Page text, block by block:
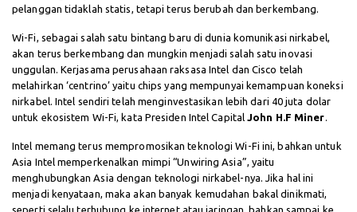
pelanggan tidaklah statis, tetapi terus berubah dan berkembang.
Wi-Fi, sebagai salah satu bintang baru di dunia komunikasi nirkabel,
akan terus berkembang dan mungkin menjadi salah satu inovasi
unggulan. Kerjasama perusahaan raksasa Intel dan Cisco telah
melahirkan ‘centrino’ yaitu chips yang mempunyai kemampuan koneksi
nirkabel. Intel sendiri telah menginvestasikan lebih dari 40 juta dolar
untuk ekosistem Wi-Fi, kata Presiden Intel CapitalJohn H.F Miner.
Intel memang terus mempromosikan teknologi Wi-Fi ini, bahkan untuk
Asia Intel memperkenalkan mimpi “Unwiring Asia”, yaitu
menghubungkan Asia dengan teknologi nirkabel-nya. Jika hal ini
menjadi kenyataan, maka akan banyak kemudahan bakal dinikmati,
seperti selalu terhubung ke internet atau jaringan, bahkan sampai ke